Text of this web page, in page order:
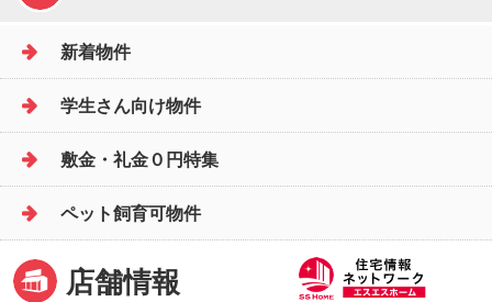
新着物件
学生さん向け物件
敷金・礼金０円特集
ペット飼育可物件
店舗情報